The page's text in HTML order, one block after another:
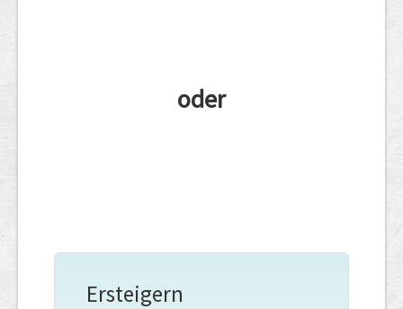
oder
Ersteigern